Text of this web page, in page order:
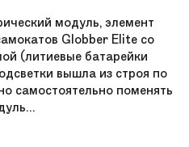
модуль, элемент
Globber Elite со
(литиевые батарейки
вышла из строя по
самостоятельно поменять